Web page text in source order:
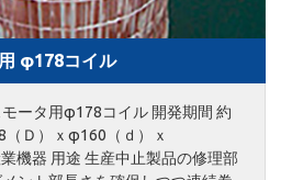
φ178コイル
ータ用φ178コイル 開発期間 約
（Ｄ）ｘφ160（ｄ）ｘ
機器 用途 生産中止製品の修理部